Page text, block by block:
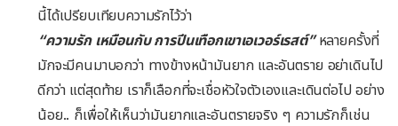
นี้ได้เปรียบเทียบความรักไว้ว่า
“ความรัก เหมือนกับ การปีนเทือกเขาเอเวอร์เรสต์”หลายครั้งที่
มักจะมีคนมาบอกว่า ทางข้างหน้ามันยาก และอันตราย อย่าเดินไป
ดีกว่า แต่สุดท้าย เราก็เลือกที่จะเชื่อหัวใจตัวเองและเดินต่อไป อย่าง
น้อย.. ก็เพื่อให้เห็นว่ามันยากและอันตรายจริง ๆ ความรักก็เช่น